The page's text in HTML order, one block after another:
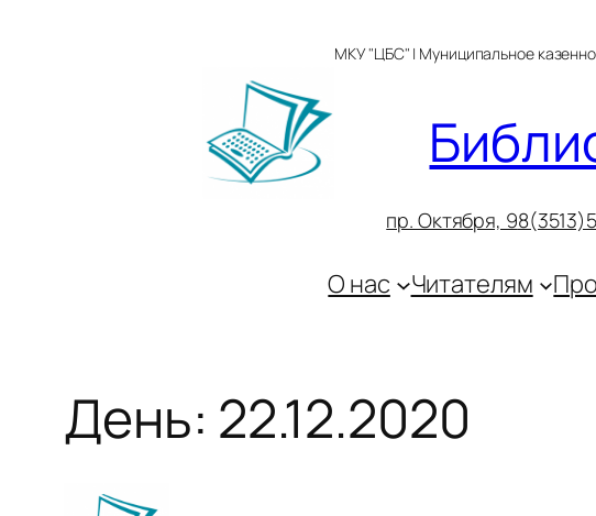
МКУ "ЦБС" | Муниципальное
пр. Октября, 9
О нас Читателям
День: 22.12.2020